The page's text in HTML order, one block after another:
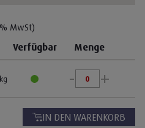
MwSt)
Verfügbar Menge
- +
IN DEN WARENKORB